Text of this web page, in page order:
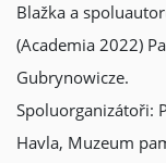
Blažka a
(Academia 2022)
Gubrynowicze.
Spoluorganizátoři:
Havla, Muzeum